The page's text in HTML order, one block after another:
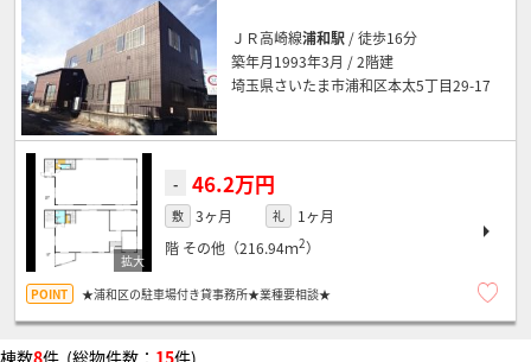
ＪＲ高崎線浦和駅 / 徒歩16分
築年月1993年3月 / 2階建
埼玉県さいたま市浦和区本太5丁目29-17
- 46.2万円
敷 3ヶ月 礼
1ヶ月
階 その他（216.94ｍ2）
★浦和区の駐車場付き貸事務所★業種要相談★
棟数8件 (総物件数： 15件)